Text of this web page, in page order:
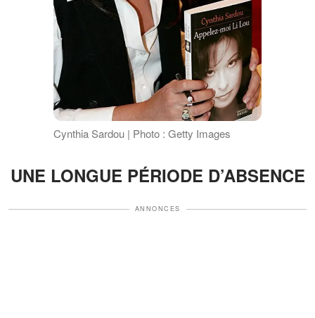
Cynthia Sardou | Photo : Getty Images
UNE LONGUE PÉRIODE D’ABSENCE
ANNONCES